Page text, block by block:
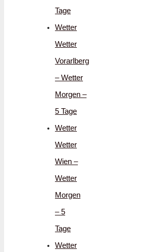
Tage
Wetter
Wetter
Vorarlberg
– Wetter
Morgen –
5 Tage
Wetter
Wetter
Wien –
Wetter
Morgen
– 5
Tage
Wetter